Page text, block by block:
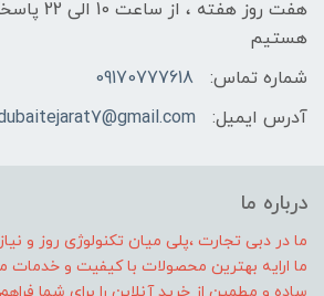
هفت روز هفته ،
هستیم
شماره تماس:
09170777618
آدرس ایمیل:
درباره ما
ما در دبی تجارت ،پلی میان تکنولوژی روز و
ما ارایه بهترین محصولات با کیفیت و خدمات
ساده و مطمین از خرید آنلاین را برای شما